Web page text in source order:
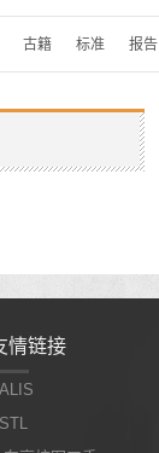
古籍 标准 报告
情链接